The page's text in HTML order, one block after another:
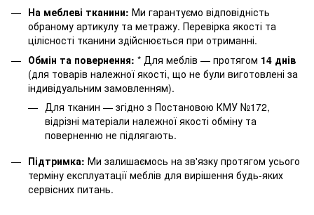
На меблеві тканини: Ми гарантуємо відповідність
обраному артикулу та метражу. Перевірка якості та
цілісності тканини здійснюється при отриманні.
Обмін та повернення: * Для меблів — протягом 14 днів
(для товарів належної якості, що не були виготовлені за
індивідуальним замовленням).
Для тканин — згідно з Постановою КМУ №172,
відрізні матеріали належної якості обміну та
поверненню не підлягають.
Підтримка: Ми залишаємось на зв'язку протягом усього
терміну експлуатації меблів для вирішення будь-яких
сервісних питань.